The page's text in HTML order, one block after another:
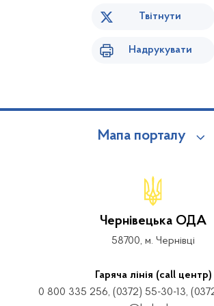
Твітнути
Надрукувати
Мапа порталу
Чернівецька ОДА
58700, м. Чернівці
Гаряча лінія (call центр)
0 800 335 256, (0372) 55-30-13,